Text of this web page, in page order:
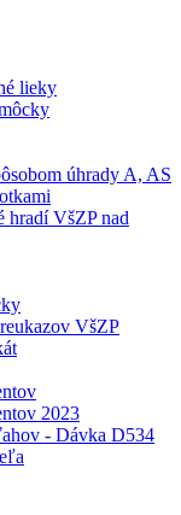
lieky
úhrady A, AS
hradí VšZP nad
VšZP
2023
- Dávka D534